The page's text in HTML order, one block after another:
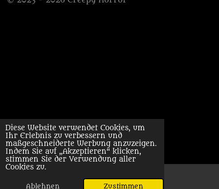
Diese Website verwendet Cookies, um
Ihr Erlebnis zu verbessern und
maßgeschneiderte Werbung anzuzeigen.
Indem Sie auf „Akzeptieren“ klicken,
stimmen Sie der Verwendung aller
Cookies zu.
Ablehnen Zustimmen
k
s